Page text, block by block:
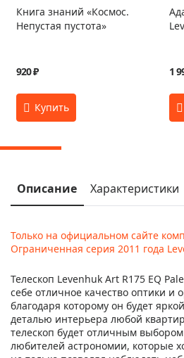
Книга знаний «Космос.
Непустая пустота»
920 ₽ 1
Описание Характеристики
Только на официальном сайте
Ограниченная серия 2011 года
Телескоп Levenhuk Art R175 EQ
себе отличное качество оптики и
благодаря которому он будет
деталью интерьера любой
телескоп будет отличным
любителей астрономии, которые